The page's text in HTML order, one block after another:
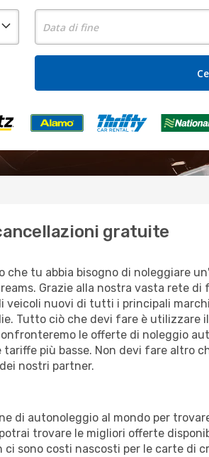
gratuite
tu abbia bisogno di noleggiare
Grazie alla nostra vasta rete di
nuovi di tutti i principali
Tutto ciò che devi fare è utilizzare
le offerte di noleggio
più basse. Non devi fare altro
nostri partner.
di autonoleggio al mondo per
trovare le migliori offerte
sono costi nascosti per le carte di